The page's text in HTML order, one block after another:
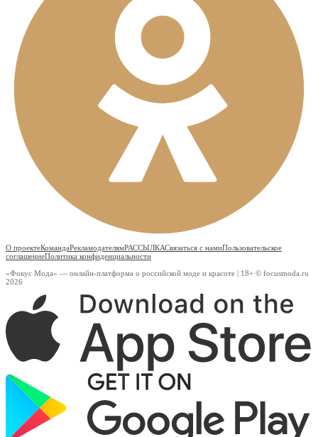
О проектеКомандаРекламодателямРАССЫЛКАСвязаться с намиПользовательское
соглашениеПолитика конфиденциальности
«Фокус Мода» — онлайн-платформа о российской моде и красоте | 18+ © focusmoda.ru
2026